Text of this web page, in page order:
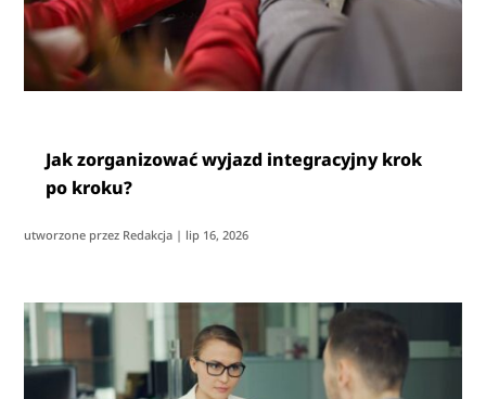
Jak zorganizować wyjazd integracyjny krok
po kroku?
utworzone przez Redakcja | lip 16, 2026